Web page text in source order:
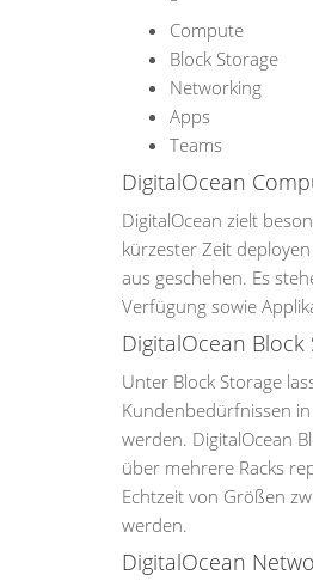
Compute
Block Storage
Networking
Apps
Teams
DigitalOcean
DigitalOcean zielt
kürzester Zeit
aus geschehen. Es
Verfügung sowie
DigitalOcean Block
Unter Block Storage
Kundenbedürfnissen
werden. DigitalOcean
über mehrere Racks
Echtzeit von Größen
werden.
DigitalOcean